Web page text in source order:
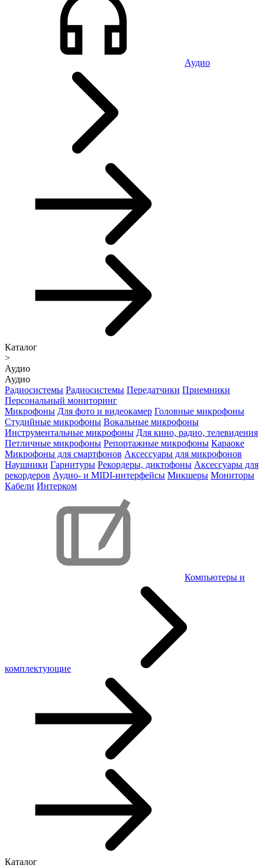
Аудио
Каталог
>
Аудио
Аудио
Радиосистемы Радиосистемы Передатчики Приемники
Персональный мониторинг
Микрофоны Для фото и видеокамер Головные микрофоны
Студийные микрофоны Вокальные микрофоны
Инструментальные микрофоны Для кино, радио, телевидения
Петличные микрофоны Репортажные микрофоны Караоке
Микрофоны для смартфонов Аксессуары для микрофонов
Наушники Гарнитуры Рекордеры, диктофоны Аксессуары для
рекордеров Аудио- и MIDI-интерфейсы Микшеры Мониторы
Кабели Интерком
Компьютеры и
комплектующие
Каталог